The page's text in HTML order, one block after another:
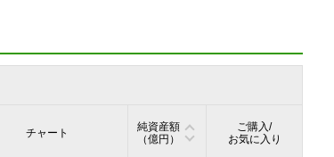
チャート
純資産額
（億円）
ご購入/
お気に入り